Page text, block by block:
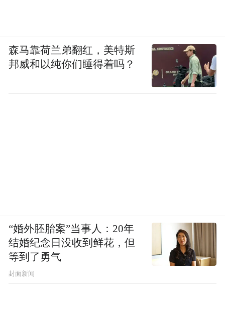
森马靠荷兰弟翻红，美特斯
邦威和以纯你们睡得着吗？
“婚外胚胎案”当事人：20年
结婚纪念日没收到鲜花，但
等到了勇气
封面新闻